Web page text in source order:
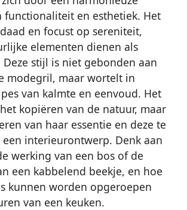
functionaliteit en esthetiek. Het
en focust op sereniteit,
elementen dienen als
stijl is niet gebonden aan
modegril, maar wortelt in
van kalmte en eenvoud. Het
kopiëren van de natuur, maar
van haar essentie en deze te
interieurontwerp. Denk aan
werking van een bos of de
een kabbelend beekje, en hoe
kunnen worden opgeroepen
van een keuken.